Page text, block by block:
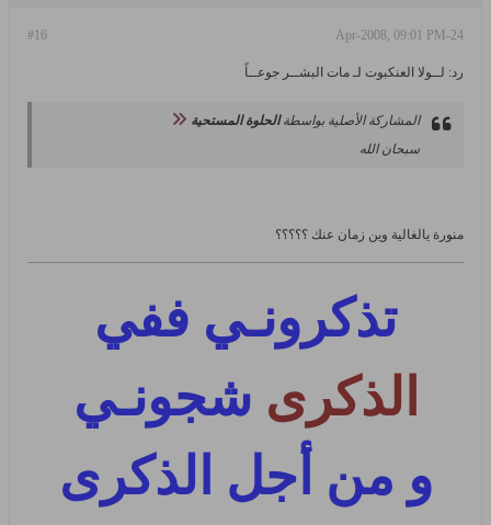
#16 24-Apr-2008, 09:01 PM
رد: لــولا العنكبوت لـ مات البشــر جوعــاً
المشاركة الأصلية بواسطةالحلوة المستحية
سبحان الله
منورة يالغالية وين زمان عنك ؟؟؟؟؟
تذكرونـي ففي
الذكرى شجونـي
و من أجل الذكرى